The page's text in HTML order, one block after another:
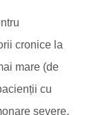
cronice la
mare (de
cu
severe.